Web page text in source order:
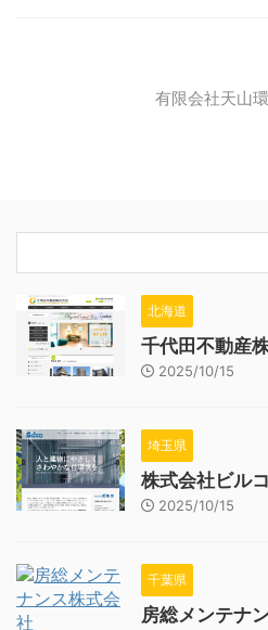
有限会社天山
北海道
千代田不動産
2025/10/15
埼玉県
株式会社ビルコ
2025/10/15
千葉県
房総メンテナ